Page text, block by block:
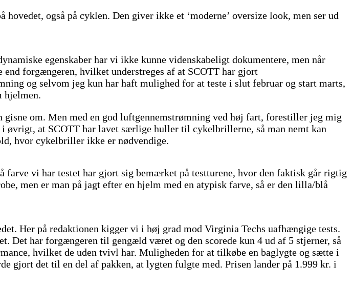
også på cyklen. Den giver ikke et ‘moderne’ oversize look, men ser ud
egenskaber har vi ikke kunne videnskabeligt dokumentere, men når
forgængeren, hvilket understreges af at SCOTT har gjort
og selvom jeg kun har haft mulighed for at teste i slut februar og start marts,
hjelmen.
om. Men med en god luftgennemstrømning ved høj fart, forestiller jeg mig
at SCOTT har lavet særlige huller til cykelbrillerne, så man nemt kan
hvor cykelbriller ikke er nødvendige.
vi har testet har gjort sig bemærket på testturene, hvor den faktisk går rigtig
men er man på jagt efter en hjelm med en atypisk farve, så er den lilla/blå
Her på redaktionen kigger vi i høj grad mod Virginia Techs uafhængige tests.
Det har forgængeren til gengæld været og den scorede kun 4 ud af 5 stjerner, så
hvilket de uden tvivl har. Muligheden for at tilkøbe en baglygte og sætte i
gjort det til en del af pakken, at lygten fulgte med. Prisen lander på 1.999 kr. i